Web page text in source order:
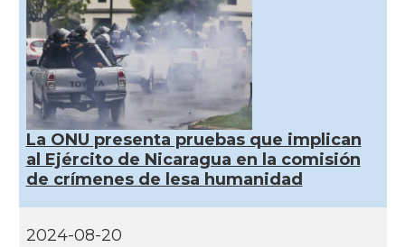
La ONU presenta pruebas que implican
al Ejército de Nicaragua en la comisión
de crímenes de lesa humanidad
2024-08-20